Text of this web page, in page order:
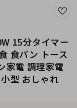
15分タイマー
食パン トース
家電 調理家電
小型 おしゃれ